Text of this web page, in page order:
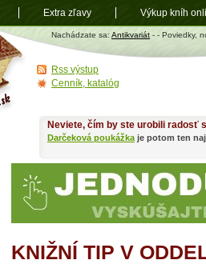
Antikvariát
shop.sk
Nachádzate sa: Antikvariát - - Poviedky,
KNIŽNÍ TIP V
Neviete, čím by ste urobili radosť
Darčeková poukážka je potom ten
Rss výstup
Cenník, katalóg
Extra zľavy Výkup kníh